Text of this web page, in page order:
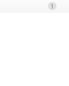
1